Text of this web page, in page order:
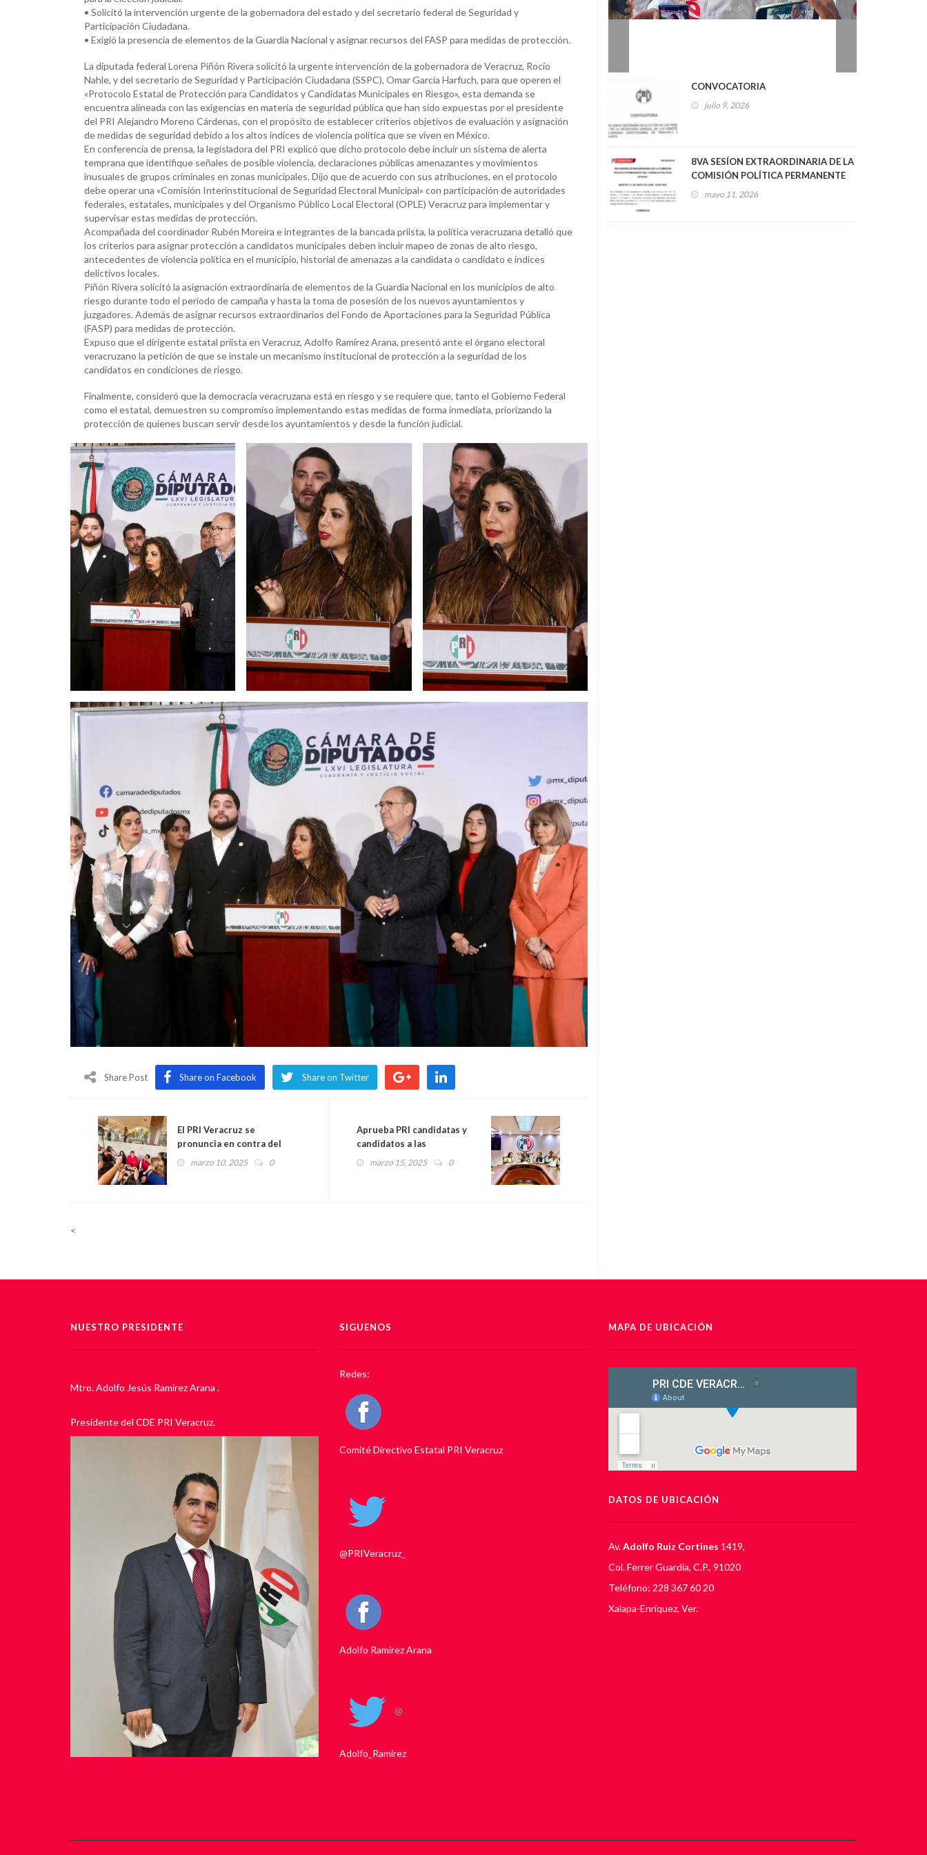
• Solicitó la intervención urgente de la gobernadora del estado y del secretario federal de Seguridad y
Participación Ciudadana.
• Exigió la presencia de elementos de la Guardia Nacional y asignar recursos del FASP para medidas de protección.
La diputada federal Lorena Piñón Rivera solicitó la urgente intervención de la gobernadora de Veracruz, Rocío
Nahle, y del secretario de Seguridad y Participación Ciudadana (SSPC), Omar García Harfuch, para que operen el
«Protocolo Estatal de Protección para Candidatos y Candidatas Municipales en Riesgo», esta demanda se
encuentra alineada con las exigencias en materia de seguridad pública que han sido expuestas por el presidente
del PRI Alejandro Moreno Cárdenas, con el propósito de establecer criterios objetivos de evaluación y asignación
de medidas de seguridad debido a los altos índices de violencia política que se viven en México.
En conferencia de prensa, la legisladora del PRI explicó que dicho protocolo debe incluir un sistema de alerta
temprana que identifique señales de posible violencia, declaraciones públicas amenazantes y movimientos
inusuales de grupos criminales en zonas municipales. Dijo que de acuerdo con sus atribuciones, en el protocolo
debe operar una «Comisión Interinstitucional de Seguridad Electoral Municipal» con participación de autoridades
federales, estatales, municipales y del Organismo Público Local Electoral (OPLE) Veracruz para implementar y
supervisar estas medidas de protección.
Acompañada del coordinador Rubén Moreira e integrantes de la bancada priista, la política veracruzana detalló que
los criterios para asignar protección a candidatos municipales deben incluir mapeo de zonas de alto riesgo,
antecedentes de violencia política en el municipio, historial de amenazas a la candidata o candidato e índices
delictivos locales.
Piñón Rivera solicitó la asignación extraordinaria de elementos de la Guardia Nacional en los municipios de alto
riesgo durante todo el periodo de campaña y hasta la toma de posesión de los nuevos ayuntamientos y
juzgadores. Además de asignar recursos extraordinarios del Fondo de Aportaciones para la Seguridad Pública
(FASP) para medidas de protección.
Expuso que el dirigente estatal priista en Veracruz, Adolfo Ramírez Arana, presentó ante el órgano electoral
veracruzano la petición de que se instale un mecanismo institucional de protección a la seguridad de los
candidatos en condiciones de riesgo.
Finalmente, consideró que la democracia veracruzana está en riesgo y se requiere que, tanto el Gobierno Federal
como el estatal, demuestren su compromiso implementando estas medidas de forma inmediata, priorizando la
protección de quienes buscan servir desde los ayuntamientos y desde la función judicial.
Share Post Share on Facebook Share on Twitter
El PRI Veracruz se
pronuncia en contra del
gasto excesivo en
marzo 10, 2025 0
Aprueba PRI candidatas y
candidatos a las
presidencias municipales en
marzo 15, 2025 0
<
2026
0
CONVOCATORIA
julio 9, 2026
8VA SESÍON EXTRAORDINARIA DE LA
COMISIÓN POLÍTICA PERMANENTE
DEL CONSEJO POLÍTICO ESTATAL
mayo 11, 2026
NUESTRO PRESIDENTE
Mtro. Adolfo Jesús Ramírez Arana .
Presidente del CDE PRI Veracruz.
SIGUENOS
Redes:
Comité Directivo Estatal PRI Veracruz
@PRIVeracruz_
Adolfo Ramirez Arana
@
Adolfo_Ramirez
MAPA DE UBICACIÓN
DATOS DE UBICACIÓN
Av.Adolfo Ruiz Cortines 1419,
Col. Ferrer Guardia, C.P., 91020
Teléfono: 228 367 60 20
Xalapa-Enríquez, Ver.